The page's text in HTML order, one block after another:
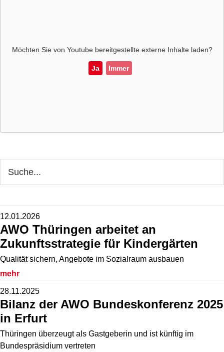
Möchten Sie von Youtubebereitgestellte externe Inhalte laden?
Ja Immer
Seitenspalte
durchsuchen
12.01.2026
AWO Thüringen arbeitet an
Zukunftsstrategie für Kindergärten
Qualität sichern, Angebote im Sozialraum ausbauen
mehr
28.11.2025
Bilanz der AWO Bundeskonferenz 2025
in Erfurt
Thüringen überzeugt als Gastgeberin und ist künftig im
Bundespräsidium vertreten